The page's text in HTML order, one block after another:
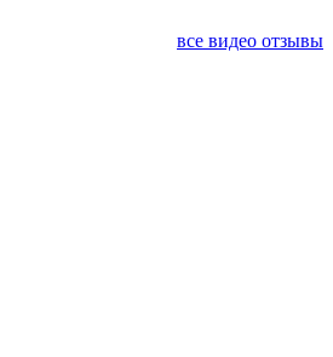
все видео отзывы